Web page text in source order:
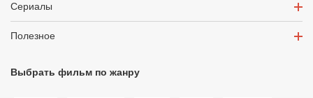
Сериалы
Полезное
Выбрать фильм по жанру